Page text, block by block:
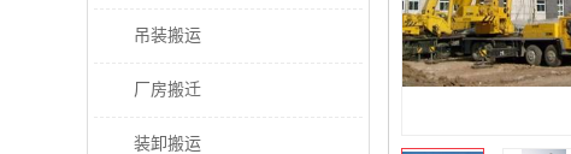
吊装搬运
厂房搬迁
装卸搬运